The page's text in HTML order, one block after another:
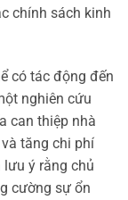
chính sách kinh
có tác động đến
nghiên cứu
can thiệp nhà
tăng chi phí
lưu ý rằng chủ
cường sự ổn